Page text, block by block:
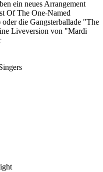
ein neues Arrangement
Of The One-Named
die Gangsterballade "The
Liveversion von "Mardi